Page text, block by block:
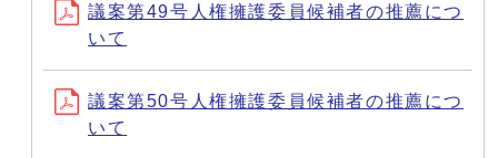
議案第49号人権擁護委員候補者の推薦につ
いて
議案第50号人権擁護委員候補者の推薦につ
いて